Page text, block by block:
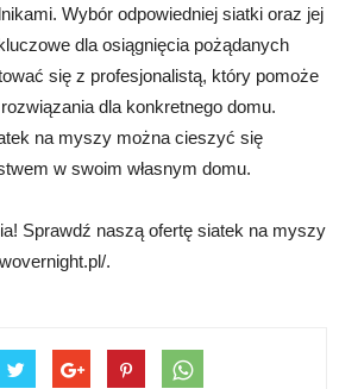
Wybór odpowiedniej siatki oraz jej
dla osiągnięcia pożądanych
się z profesjonalistą, który pomoże
dla konkretnego domu.
na myszy można cieszyć się
w swoim własnym domu.
Sprawdź naszą ofertę siatek na myszy
.